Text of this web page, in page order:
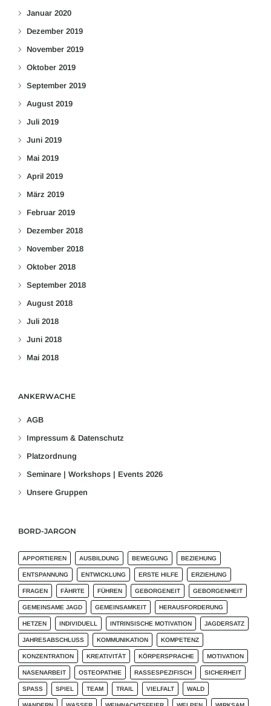
Januar 2020
Dezember 2019
November 2019
Oktober 2019
September 2019
August 2019
Juli 2019
Juni 2019
Mai 2019
April 2019
März 2019
Februar 2019
Dezember 2018
November 2018
Oktober 2018
September 2018
August 2018
Juli 2018
Juni 2018
Mai 2018
ANKERWACHE
AGB
Impressum & Datenschutz
Platzordnung
Seminare | Workshops | Events 2026
Unsere Gruppen
BORD-JARGON
APPORTIEREN AUSBILDUNG BEWEGUNG BEZIEHUNG
ENTSPANNUNG ENTWICKLUNG ERSTE HILFE ERZIEHUNG
FRAGEN FÄHRTE FÜHREN GEBORGENEIT GEBORGENHEIT
GEMEINSAME JAGD GEMEINSAMKEIT HERAUSFORDERUNG
HETZEN INDIVIDUELL INTRINSISCHE MOTIVATION JAGDERSATZ
JAHRESABSCHLUSS KOMMUNIKATION KOMPETENZ
KONZENTRATION KREATIVITÄT KÖRPERSPRACHE MOTIVATION
NASENARBEIT OSTEOPATHIE RASSESPEZIFISCH SICHERHEIT
SPASS SPIEL TEAM TRAIL VIELFALT WALD